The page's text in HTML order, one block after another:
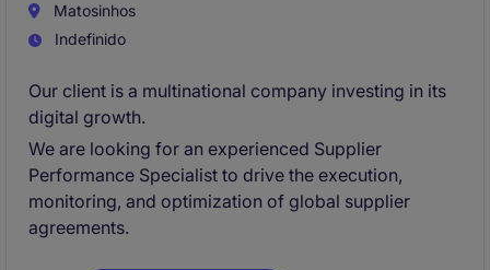
Matosinhos
Indefinido
Our client is a multinational company investing in its
digital growth.
We are looking for an experienced Supplier
Performance Specialist to drive the execution,
monitoring, and optimization of global supplier
agreements.